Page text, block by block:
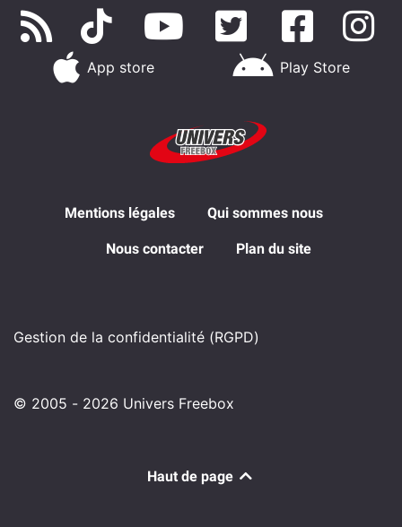
App store Play Store
Mentions légales Qui sommes nous
Nous contacter Plan du site
Gestion de la confidentialité (RGPD)
© 2005 - 2026 Univers Freebox
Haut de page